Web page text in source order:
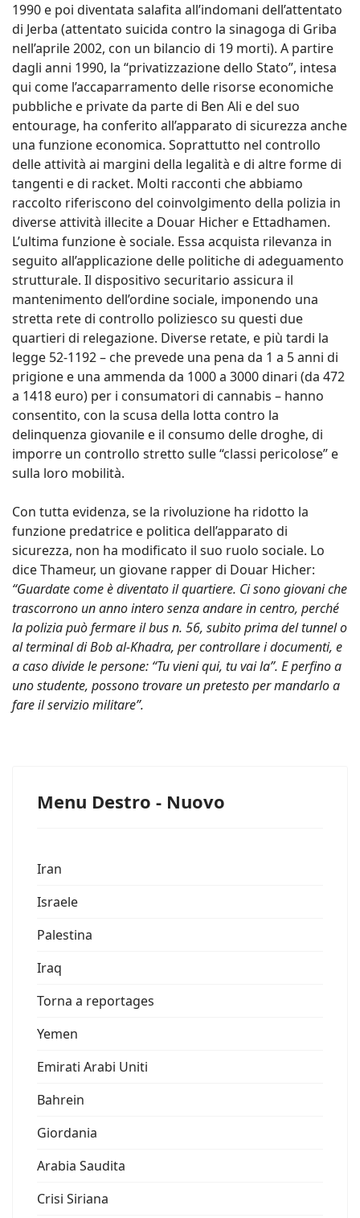
1990 e poi diventata salafita all’indomani dell’attentato
di Jerba (attentato suicida contro la sinagoga di Griba
nell’aprile 2002, con un bilancio di 19 morti). A partire
dagli anni 1990, la “privatizzazione dello Stato”, intesa
qui come l’accaparramento delle risorse economiche
pubbliche e private da parte di Ben Ali e del suo
entourage, ha conferito all’apparato di sicurezza anche
una funzione economica. Soprattutto nel controllo
delle attività ai margini della legalità e di altre forme di
tangenti e di racket. Molti racconti che abbiamo
raccolto riferiscono del coinvolgimento della polizia in
diverse attività illecite a Douar Hicher e Ettadhamen.
L’ultima funzione è sociale. Essa acquista rilevanza in
seguito all’applicazione delle politiche di adeguamento
strutturale. Il dispositivo securitario assicura il
mantenimento dell’ordine sociale, imponendo una
stretta rete di controllo poliziesco su questi due
quartieri di relegazione. Diverse retate, e più tardi la
legge 52-1192 – che prevede una pena da 1 a 5 anni di
prigione e una ammenda da 1000 a 3000 dinari (da 472
a 1418 euro) per i consumatori di cannabis – hanno
consentito, con la scusa della lotta contro la
delinquenza giovanile e il consumo delle droghe, di
imporre un controllo stretto sulle “classi pericolose” e
sulla loro mobilità.
Con tutta evidenza, se la rivoluzione ha ridotto la
funzione predatrice e politica dell’apparato di
sicurezza, non ha modificato il suo ruolo sociale. Lo
dice Thameur, un giovane rapper di Douar Hicher:
“Guardate come è diventato il quartiere. Ci sono giovani che
trascorrono un anno intero senza andare in centro, perché
la polizia può fermare il bus n. 56, subito prima del tunnel o
al terminal di Bob al-Khadra, per controllare i documenti, e
a caso divide le persone: “Tu vieni qui, tu vai la”. E perfino a
uno studente, possono trovare un pretesto per mandarlo a
fare il servizio militare”.
Menu Destro - Nuovo
Iran
Israele
Palestina
Iraq
Torna a reportages
Yemen
Emirati Arabi Uniti
Bahrein
Giordania
Arabia Saudita
Crisi Siriana